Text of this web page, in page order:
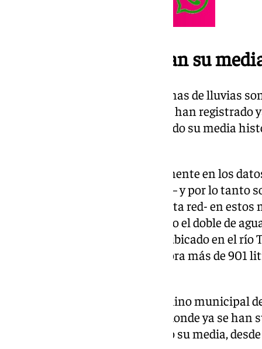
Municipios que doblan su
Los acumulados de estas semanas de lluvias
enclaves de la provincia no solo han registrado
anterior, si no que están doblando su media
Basándonos única y exclusivamente en los
Hidrográfica del Sur (Hidrosur) – y por lo tanto
cuenta con pluviómetros por esta red- en
malagueñas que han acumulado el doble de
Ardales, que en el pluviómetro ubicado en el río
Nieves- ha registrado hasta ahora más de 901
El escenario se repite en el término municipal
ubicación de Las Golondrinas, donde ya se
cuadrado desde octubre, cuando su media,